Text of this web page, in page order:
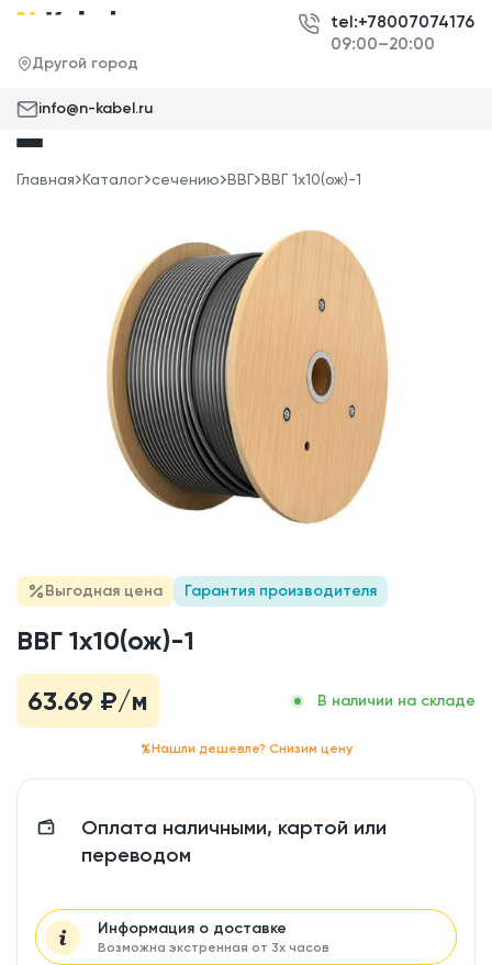
Другой город
tel:+78007074176
09:00–20:00
info@n-kabel.ru
Главная Каталог сечению ВВГ ВВГ 1x10(ож)-1
Выгодная цена Гарантия производителя
ВВГ 1x10(ож)-1
63.69 ₽/м В наличии на складе
Нашли дешевле? Снизим цену
Оплата наличными, картой или
переводом
Информация о доставке
Возможна экстренная от 3х часов